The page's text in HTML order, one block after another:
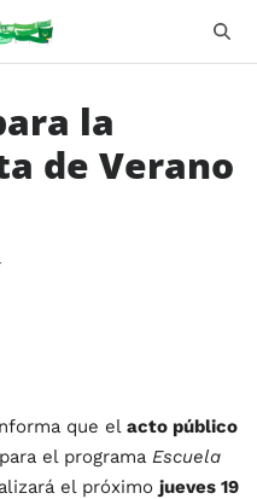
la
de Verano
que el acto público
el programa Escuela
el próximo jueves 19